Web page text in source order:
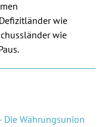
wie
wie
Die Währungsunion